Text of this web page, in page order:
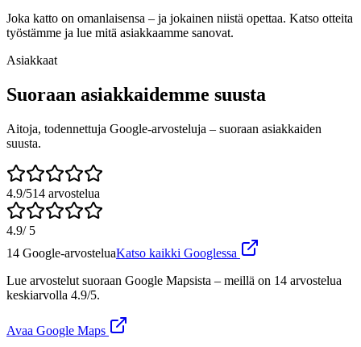
Joka katto on omanlaisensa – ja jokainen niistä opettaa. Katso otteita
työstämme ja lue mitä asiakkaamme sanovat.
Asiakkaat
Suoraan asiakkaidemme suusta
Aitoja, todennettuja Google-arvosteluja – suoraan asiakkaiden
suusta.
4.9/514 arvostelua
4.9/ 5
14 Google-arvosteluaKatso kaikki Googlessa
Lue arvostelut suoraan Google Mapsista – meillä on 14 arvostelua
keskiarvolla 4.9/5.
Avaa Google Maps